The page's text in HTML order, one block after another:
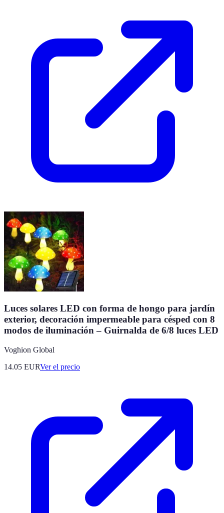
Luces solares LED con forma de hongo para jardín
exterior, decoración impermeable para césped con 8
modos de iluminación – Guirnalda de 6/8 luces LED
Voghion Global
14.05 EURVer el precio